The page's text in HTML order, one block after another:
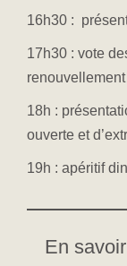
16h30 :
17h30 : vote
18h :
ouverte et
19h : apéritif
En